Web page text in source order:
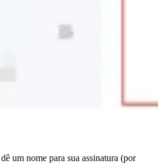
um nome para sua assinatura (por